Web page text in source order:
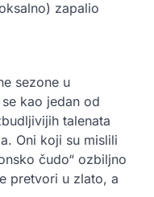
zapalio
sezone u
kao jedan od
talenata
Oni koji su mislili
čudo“ ozbiljno
pretvori u zlato, a